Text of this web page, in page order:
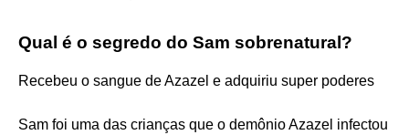
Qual é o segredo do Sam sobrenatural?
Recebeu o sangue de Azazel e adquiriu super poderes
Sam foi uma das crianças que o demônio Azazel infectou